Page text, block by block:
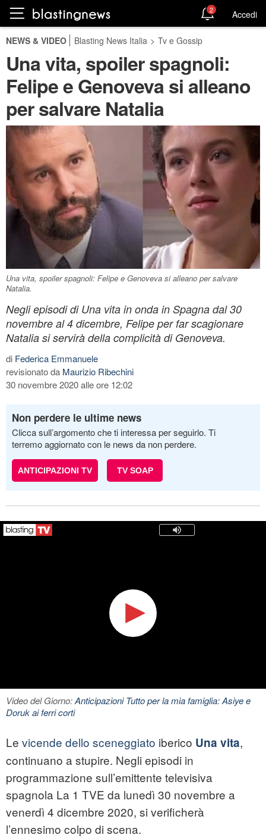
2 Accedi
NEWS & VIDEO Blasting News Italia > Tv e Gossip
Una vita, spoiler spagnoli:
Felipe e Genoveva si alleano
per salvare Natalia
Una vita, spoiler spagnoli: Felipe e Genoveva si alleano per salvare
Natalia.
Negli episodi di Una vita in onda in Spagna dal 30
novembre al 4 dicembre, Felipe per far scagionare
Natalia si servirà della complicità di Genoveva.
di Federica Emmanuele
revisionato da Maurizio Ribechini
30 novembre 2020 alle ore 12:02
Non perdere le ultime news
Clicca sull’argomento che ti interessa per seguirlo. Ti
terremo aggiornato con le news da non perdere.
ANTICIPAZIONI TV TV SOAP
Video del Giorno:Anticipazioni Tutto per la mia famiglia: Asiye e
Doruk ai ferri corti
Le vicende dello sceneggiato iberico Una vita,
continuano a stupire. Negli episodi in
programmazione sull’emittente televisiva
spagnola La 1 TVE da lunedì 30 novembre a
venerdì 4 dicembre 2020, si verificherà
l’ennesimo colpo di scena.